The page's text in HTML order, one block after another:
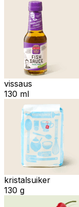
vissaus
130 ml
kristalsuiker
130 g